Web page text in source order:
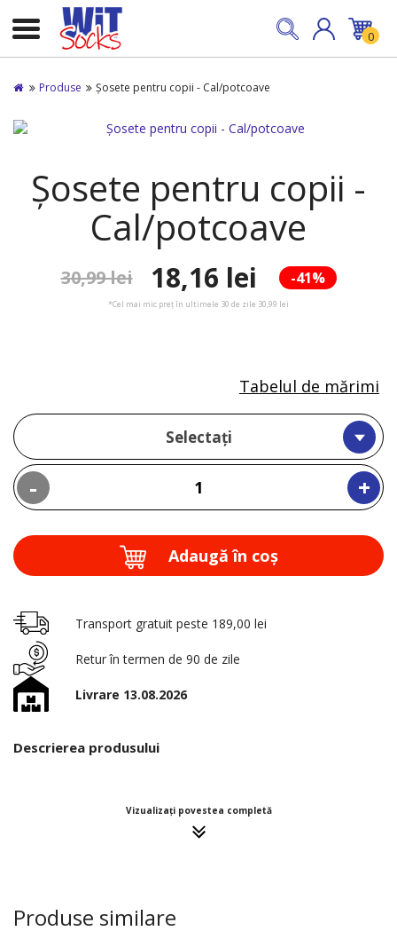
0
Produse Șosete pentru copii - Cal/potcoave
Șosete pentru copii -
Cal/potcoave
-41%
30,99 lei 18,16 lei
*Cel mai mic preț în ultimele 30 de zile 30,99 lei
Selectați
- +
Tabelul de mărimi
Adaugă în coş
Transport gratuit peste 189,00 lei
Retur în termen de 90 de zile
Livrare 13.08.2026
Descrierea produsului
Vizualizați povestea completă
Produse similare